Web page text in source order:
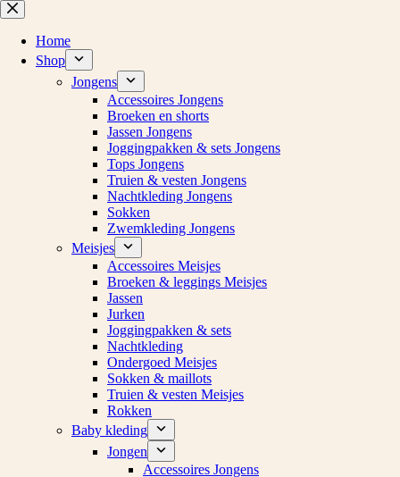
Ga
naar
inhoud
Home
Shop
Jongens
Accessoires Jongens
Broeken en shorts
Jassen Jongens
Joggingpakken & sets Jongens
Tops Jongens
Truien & vesten Jongens
Nachtkleding Jongens
Sokken
Zwemkleding Jongens
Meisjes
Accessoires Meisjes
Broeken & leggings Meisjes
Jassen
Jurken
Joggingpakken & sets
Nachtkleding
Ondergoed Meisjes
Sokken & maillots
Truien & vesten Meisjes
Rokken
Baby kleding
Jongen
Accessoires Jongens